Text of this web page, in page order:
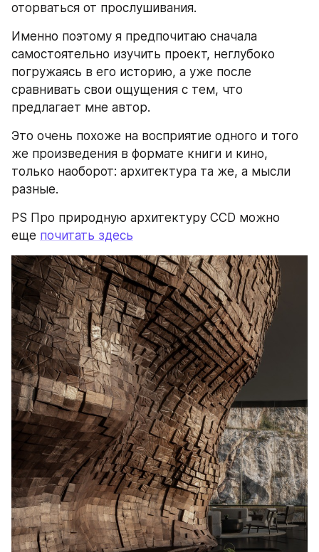
оторваться от прослушивания.
Именно поэтому я предпочитаю сначала
самостоятельно изучить проект, неглубоко
погружаясь в его историю, а уже после
сравнивать свои ощущения с тем, что
предлагает мне автор.
Это очень похоже на восприятие одного и того
же произведения в формате книги и кино,
только наоборот: архитектура та же, а мысли
разные.
PS Про природную архитектуру CCD можно
еще почитать здесь